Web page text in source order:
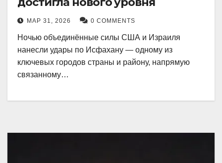
МАР 31, 2026 0 COMMENTS
Ночью объединённые силы США и Израиля
нанесли удары по Исфахану — одному из
ключевых городов страны и району, напрямую
связанному…